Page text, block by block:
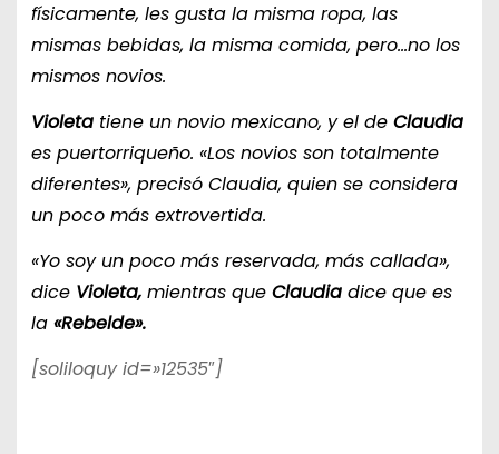
físicamente, les gusta la misma ropa, las
mismas bebidas, la misma comida, pero…no los
mismos novios.
Violetatiene un novio mexicano, y el de Claudia
es puertorriqueño. «Los novios son totalmente
diferentes», precisó Claudia, quien se considera
un poco más extrovertida.
«Yo soy un poco más reservada, más callada»,
diceVioleta, mientras queClaudia dice que es
la «Rebelde».
[soliloquy id=»12535″]